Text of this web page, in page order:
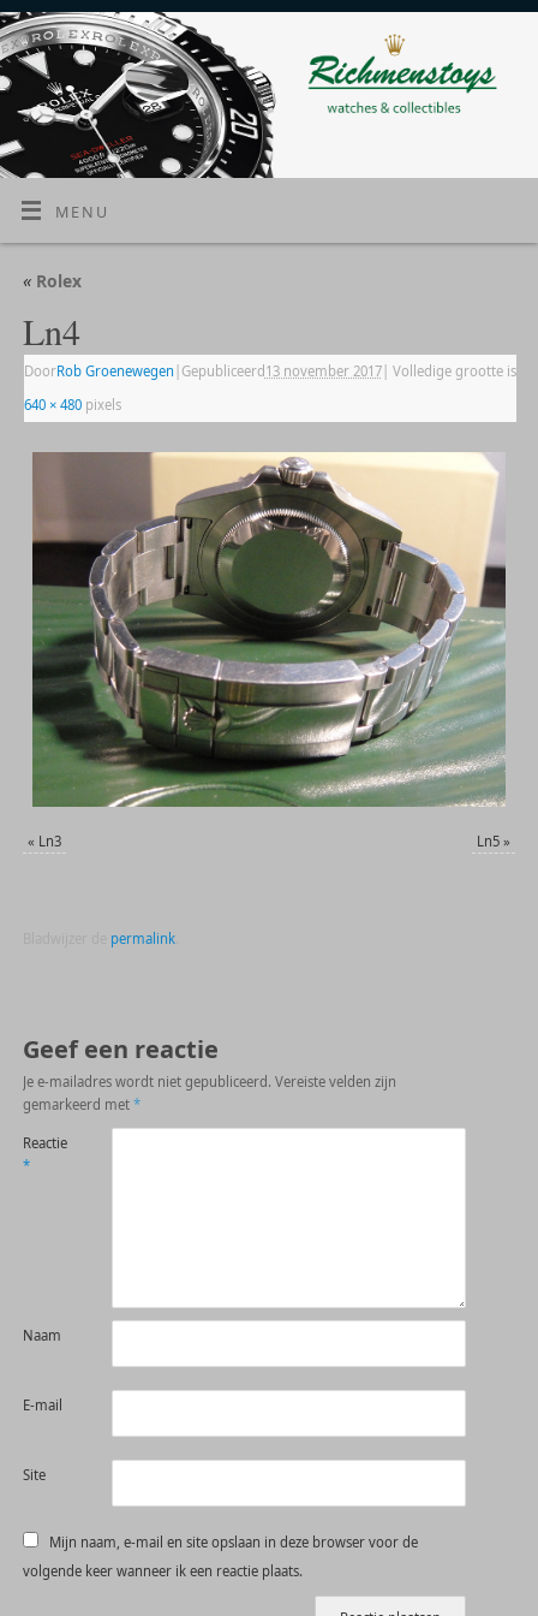
MENU
«Rolex
Ln4
DoorRob Groenewegen Gepubliceerd 13 november 2017| Volledige grootte is
640 × 480pixels
« Ln3 Ln5 »
permalink.
Geef een reactie
Je e-mailadres wordt niet gepubliceerd. Vereiste velden zijn
gemarkeerd met *
Reactie
*
Naam
E-mail
Site
Mijn naam, e-mail en site opslaan in deze browser voor de
volgende keer wanneer ik een reactie plaats.